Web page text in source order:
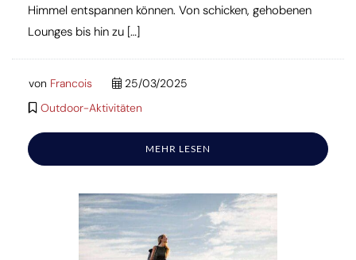
Himmel entspannen können. Von schicken, gehobenen
Lounges bis hin zu […]
von Francois
25/03/2025
Outdoor-Aktivitäten
MEHR LESEN